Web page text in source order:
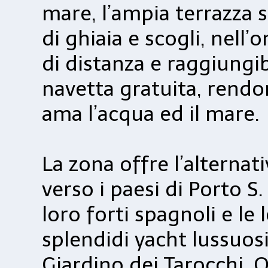
mare, l’ampia terrazza
di ghiaia e scogli,
di distanza e
navetta gratuita,
ama l’acqua ed il mare.
La zona offre
verso i paesi di Porto
loro forti spagnoli e le
splendidi yacht